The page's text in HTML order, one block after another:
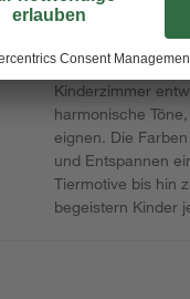
Die
Kinderzimmer
harmonische
eignen. Die
und Entspannen
Tiermotive bis hin
begeistern Kinder